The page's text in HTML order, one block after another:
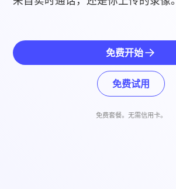
免费开始
免费试用
免费套餐。无需信用卡。